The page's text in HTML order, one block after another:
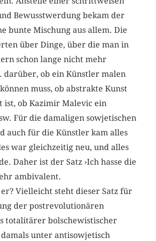
Bewusstwerdung bekam der
bunte Mischung aus allem. Die
über Dinge, über die man in
schon lange nicht mehr
darüber, ob ein Künstler malen
muss, ob abstrakte Kunst
ist, ob Kazimir Malevic ein
Für die damaligen sowjetischen
auch für die Künstler kam alles
war gleichzeitig neu, und alles
Daher ist der Satz ›Ich hasse die
ambivalent.
Vielleicht steht dieser Satz für
der postrevolutionären
totalitärer bolschewistischer
unter antisowjetisch